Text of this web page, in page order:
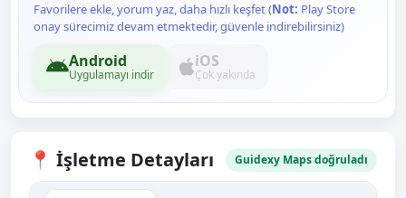
Favorilere ekle, yorum yaz, daha hızlı keşfet (Not: Play Store
onay sürecimiz devam etmektedir, güvenle indirebilirsiniz)
Android
Uygulamayı indir
iOS
Çok yakında
📍 İşletme Detayları Guidexy Maps doğruladı